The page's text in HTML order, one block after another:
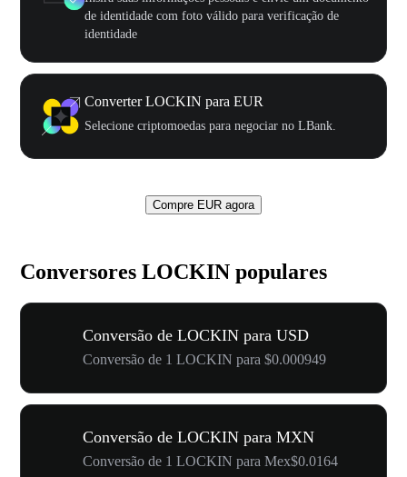
de identidade com foto válido para verificação de
identidade
Converter LOCKIN para EUR
Selecione criptomoedas para negociar no LBank.
Compre EUR agora
Conversores LOCKIN populares
Conversão de LOCKIN para USD
Conversão de 1 LOCKIN para $0.000949
Conversão de LOCKIN para MXN
Conversão de 1 LOCKIN para Mex$0.0164